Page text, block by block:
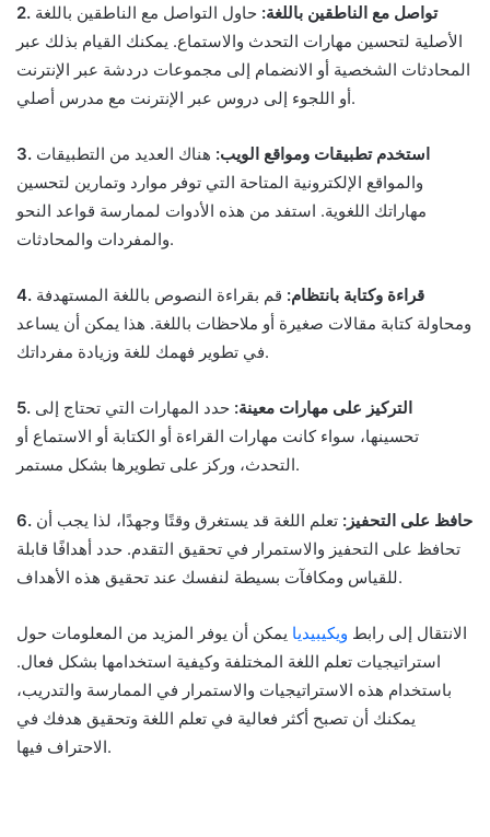
2. تواصل مع الناطقين باللغة: حاول التواصل مع الناطقين باللغة
الأصلية لتحسين مهارات التحدث والاستماع. يمكنك القيام بذلك عبر
المحادثات الشخصية أو الانضمام إلى مجموعات دردشة عبر الإنترنت
أو اللجوء إلى دروس عبر الإنترنت مع مدرس أصلي.
3. استخدم تطبيقات ومواقع الويب: هناك العديد من التطبيقات
والمواقع الإلكترونية المتاحة التي توفر موارد وتمارين لتحسين
مهاراتك اللغوية. استفد من هذه الأدوات لممارسة قواعد النحو
والمفردات والمحادثات.
4. قراءة وكتابة بانتظام: قم بقراءة النصوص باللغة المستهدفة
ومحاولة كتابة مقالات صغيرة أو ملاحظات باللغة. هذا يمكن أن يساعد
في تطوير فهمك للغة وزيادة مفرداتك.
5. التركيز على مهارات معينة: حدد المهارات التي تحتاج إلى
تحسينها، سواء كانت مهارات القراءة أو الكتابة أو الاستماع أو
التحدث، وركز على تطويرها بشكل مستمر.
6. حافظ على التحفيز: تعلم اللغة قد يستغرق وقتًا وجهدًا، لذا يجب أن
تحافظ على التحفيز والاستمرار في تحقيق التقدم. حدد أهدافًا قابلة
للقياس ومكافآت بسيطة لنفسك عند تحقيق هذه الأهداف.
الانتقال إلى رابط ويكيبيديا يمكن أن يوفر المزيد من المعلومات حول
استراتيجيات تعلم اللغة المختلفة وكيفية استخدامها بشكل فعال.
باستخدام هذه الاستراتيجيات والاستمرار في الممارسة والتدريب،
يمكنك أن تصبح أكثر فعالية في تعلم اللغة وتحقيق هدفك في
الاحتراف فيها.